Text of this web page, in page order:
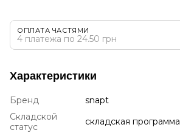
ОПЛАТА ЧАСТЯМИ
4 платежа по 24.50 грн
Характеристики
Бренд
snapt
Складской
статус
складская программа